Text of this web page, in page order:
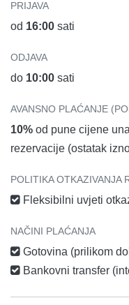
PRIJAVA
od 16:00 sati
ODJAVA
do 10:00 sati
AVANSNO PLAĆANJE
10% od pune cijene
rezervacije (ostatak
POLITIKA OTKAZIVANJA
Fleksibilni uvjeti
NAČINI PLAĆANJA
Gotovina (prilikom
Bankovni transfer